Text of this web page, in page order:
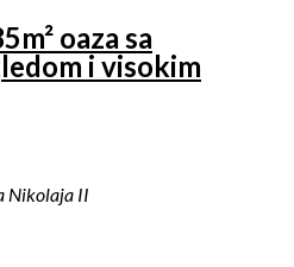
oaza sa
i visokim
Nikolaja II